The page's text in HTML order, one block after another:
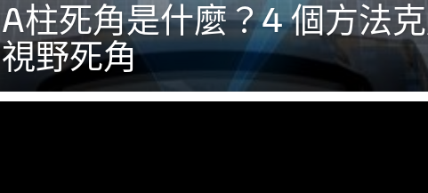
A柱死角是什麼？4 個方法
視野死角